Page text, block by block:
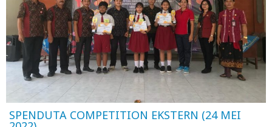
SPENDUTA COMPETITION EKSTERN (24 MEI